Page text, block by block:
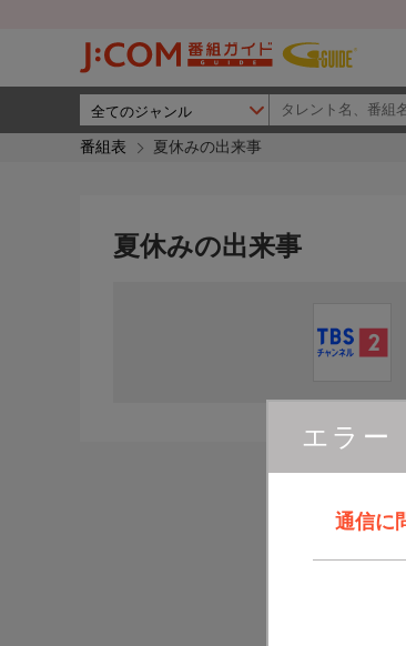
番組表 夏休みの出来事
エラー
通信に
夏休みの出来事